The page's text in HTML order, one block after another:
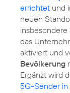
errichtet und
neuen
das
aktiviert und
Bevölkerung
Ergänzt wird
5G-Sender